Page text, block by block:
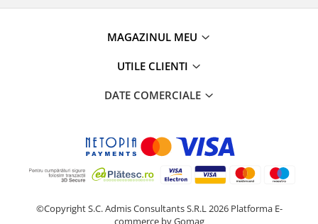
MAGAZINUL MEU
UTILE CLIENTI
DATE COMERCIALE
©Copyright S.C. Admis Consultants S.R.L 2026 Platforma E-
commerce by Gomag